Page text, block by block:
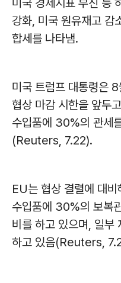
미국 경제지표 부진 등
강화, 미국 원유재고 감
합세를 나타냄.
미국 트럼프 대통령은
협상 마감 시한을 앞두
수입품에 30%의 관세
(Reuters, 7.22).
EU는 협상 결렬에 대
수입품에 30%의 보복
비를 하고 있으며, 일부
하고 있음(Reuters,